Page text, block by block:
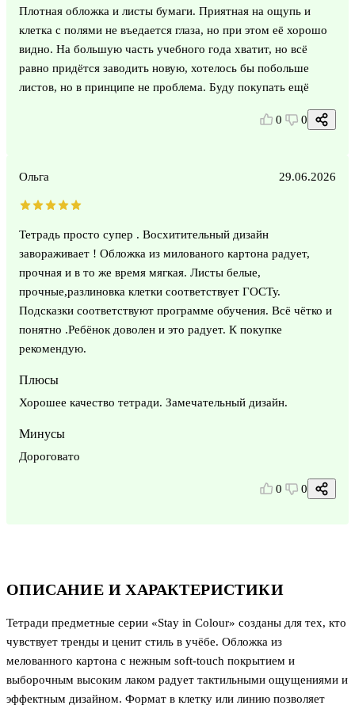
ОПИСАНИЕ И ХАРАКТЕРИСТИКИ
Тетради предметные серии «Stay in Colour» созданы для тех, кто
чувствует тренды и ценит стиль в учёбе. Обложка из
мелованного картона с нежным soft-touch покрытием и
выборочным высоким лаком радует тактильными ощущениями и
эффектным дизайном. Формат в клетку или линию позволяет
Плотная обложка и листы бумаги. Приятная на ощупь и
клетка с полями не въедается глаза, но при этом её хорошо
видно. На большую часть учебного года хватит, но всё
равно придётся заводить новую, хотелось бы побольше
листов, но в принципе не проблема. Буду покупать ещё
0 0
Ольга 29.06.2026
Тетрадь просто супер . Восхитительный дизайн
завораживает ! Обложка из милованого картона радует,
прочная и в то же время мягкая. Листы белые,
прочные,разлиновка клетки соответствует ГОСТу.
Подсказки соответствуют программе обучения. Всё чётко и
понятно .Ребёнок доволен и это радует. К покупке
рекомендую.
Плюсы
Хорошее качество тетради. Замечательный дизайн.
Минусы
Дороговато
0 0